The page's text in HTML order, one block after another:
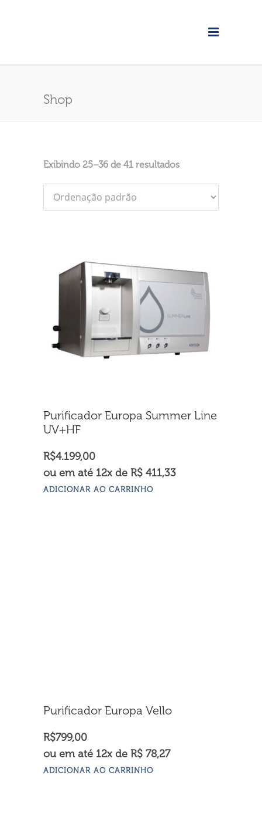
Shop
Exibindo 25–36 de 41 resultados
Purificador Europa Summer Line
UV+HF
R$4.199,00
ou em até 12x de R$ 411,33
ADICIONAR AO CARRINHO
Purificador Europa Vello
R$799,00
ou em até 12x de R$ 78,27
ADICIONAR AO CARRINHO